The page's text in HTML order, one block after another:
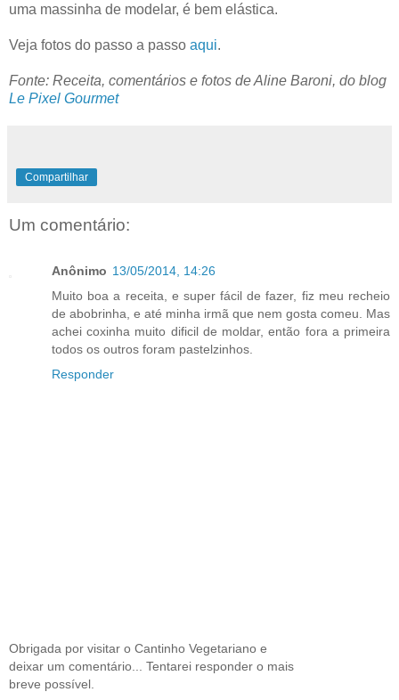
uma massinha de modelar, é bem elástica.
Veja fotos do passo a passo aqui.
Fonte: Receita, comentários e fotos de Aline Baroni, do blog
Le Pixel Gourmet
Compartilhar
Um comentário:
Anônimo 13/05/2014, 14:26
Muito boa a receita, e super fácil de fazer, fiz meu recheio
de abobrinha, e até minha irmã que nem gosta comeu. Mas
achei coxinha muito dificil de moldar, então fora a primeira
todos os outros foram pastelzinhos.
Responder
Obrigada por visitar o Cantinho Vegetariano e
deixar um comentário... Tentarei responder o mais
breve possível.